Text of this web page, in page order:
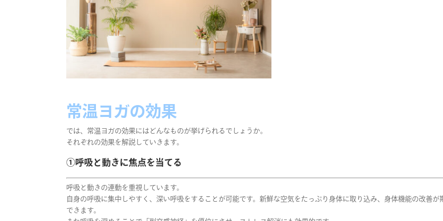
常温ヨガの効果
では、常温ヨガの効果にはどんなものが挙げられるでしょうか。
それぞれの効果を解説していきます。
①呼吸と動きに焦点を当てる
呼吸と動きの連動を重視しています。
自身の呼吸に集中しやすく、深い呼吸をすることが可能です。新鮮な空気をたっぷり身体に取り込み、身体機能の改善が
できます。